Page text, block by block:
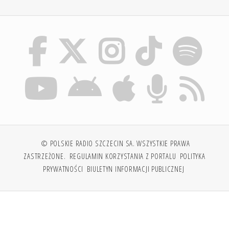
© POLSKIE RADIO SZCZECIN SA. WSZYSTKIE PRAWA
ZASTRZEŻONE. REGULAMIN KORZYSTANIA Z PORTALU POLITYKA
PRYWATNOŚCI BIULETYN INFORMACJI PUBLICZNEJ